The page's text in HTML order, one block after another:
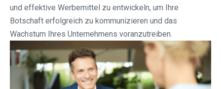
und effektive Werbemittel zu entwickeln, um Ihre
Botschaft erfolgreich zu kommunizieren und das
Wachstum Ihres Unternehmens voranzutreiben.